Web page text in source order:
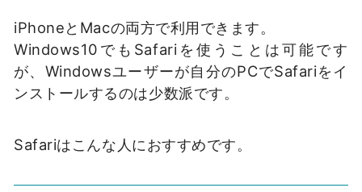
iPhoneとMacの両方で利用できます。
Windows10でもSafariを使うことは可能です
が、Windowsユーザーが自分のPCでSafariをイ
ンストールするのは少数派です。
Safariはこんな人におすすめです。